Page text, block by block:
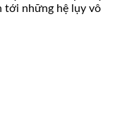
tới những hệ lụy vô